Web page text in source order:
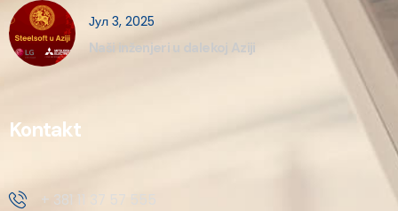
Јул 3, 2025
Naši inženjeri u dalekoj Aziji
Kontakt
+ 381 11 37 57 555